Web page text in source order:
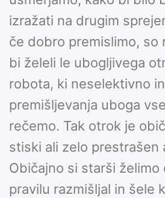
izražati na drugim
če dobro premislimo, so
bi želeli le ubogljivega
robota, ki neselektivno
premišljevanja uboga
rečemo. Tak otrok je
stiski ali zelo prestrašen
Običajno si starši želimo
pravilu razmišljal in šele